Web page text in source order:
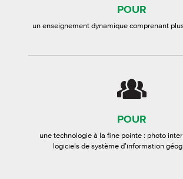
POUR
un enseignement dynamique comprenant
POUR
une technologie à la fine pointe : photo
logiciels de système d’information